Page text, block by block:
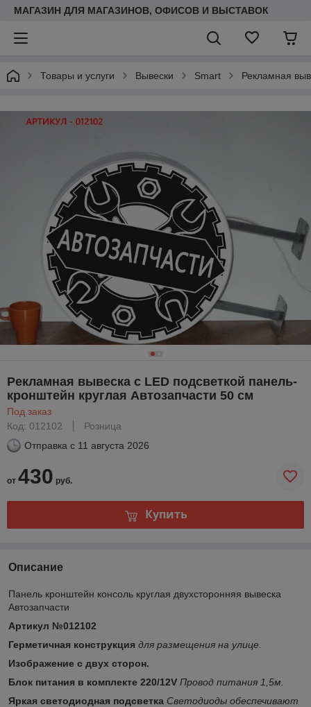
МАГАЗИН ДЛЯ МАГАЗИНОВ, ОФИСОВ И ВЫСТАВОК
Товары и услуги Вывески Smart Рекламная
Рекламная вывеска с LED подсветкой панель-
кронштейн круглая Автозапчасти 50 см
Под заказ
Код: 012102
Розница
Отправка с 11 августа 2026
от 430 руб.
Купить
Описание
Панель кронштейн консоль круглая двухсторонняя вывеска
Автозапчасти
Артикул №012102
Герметичная конструкция для размещения на улице.
Изображение с двух сторон.
Блок питания в комплекте 220/12V Провод питания 1,5м.
Яркая светодиодная подсветка Светодиоды обеспечивают